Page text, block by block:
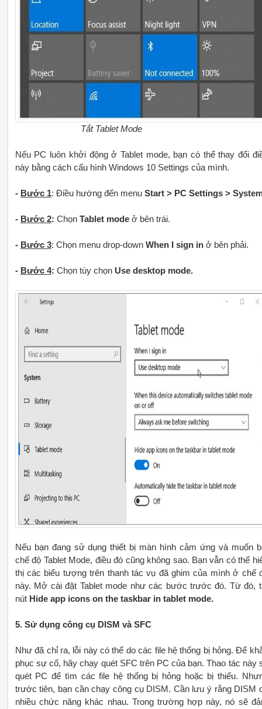
Tắt Tablet Mode
Nếu PC luôn khởi động ở Tablet mode, bạn có thể thay đổi
này bằng cách cấu hình Windows 10 Settings của mình.
- Bước 1: Điều hướng đến menu Start > PC Settings >
- Bước 2: Chọn Tablet modeở bên trái.
- Bước 3: Chọn menu drop-down When I sign inở bên phải.
- Bước 4: Chọn tùy chọn Use desktop mode.
Nếu bạn đang sử dụng thiết bị màn hình cảm ứng và muốn
chế độ Tablet Mode, điều đó cũng không sao. Bạn vẫn có thể
thị các biểu tượng trên thanh tác vụ đã ghim của mình ở chế
này. Mở cài đặt Tablet mode như các bước trước đó. Từ đó,
nút Hide app icons on the taskbar in tablet mode.
5. Sử dụng công cụ DISM và SFC
Như đã chỉ ra, lỗi này có thể do các file hệ thống bị hỏng. Để
phục sự cố, hãy chạy quét SFC trên PC của bạn. Thao tác này
quét PC để tìm các file hệ thống bị hỏng hoặc bị thiếu.
trước tiên, bạn cần chạy công cụ DISM. Cần lưu ý rằng DISM
nhiều chức năng khác nhau. Trong trường hợp này, nó sẽ